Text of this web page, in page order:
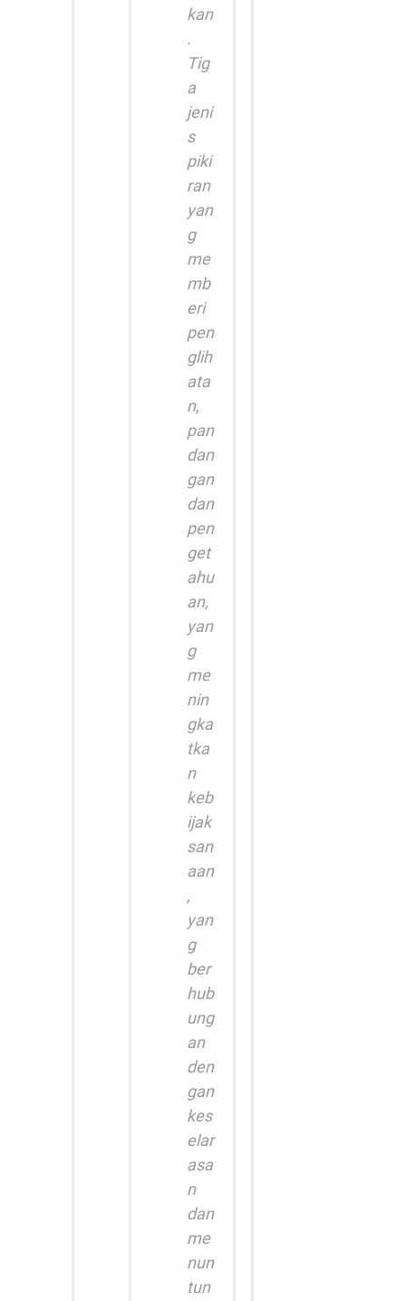
kan
.
Tig
a
jeni
s
piki
ran
yan
g
me
mb
eri
pen
glih
ata
n,
pan
dan
gan
dan
pen
get
ahu
an,
yan
g
me
nin
gka
tka
n
keb
ijak
san
aan
,
yan
g
ber
hub
ung
an
den
gan
kes
elar
asa
n
dan
me
nun
tun